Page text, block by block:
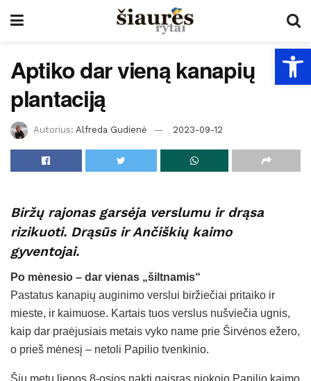
Aptiko dar vieną kanapių
plantaciją
Autorius: Alfreda Gudienė 2023-09-12
Biržų rajonas garsėja verslumu ir drąsa
rizikuoti. Drąsūs ir Ančiškių kaimo
gyventojai.
Po mėnesio – dar vienas „šiltnamis“
Pastatus kanapių auginimo verslui biržiečiai pritaiko ir
mieste, ir kaimuose. Kartais tuos verslus nušviečia ugnis,
kaip dar praėjusiais metais vyko name prie Širvėnos ežero,
o prieš mėnesį – netoli Papilio tvenkinio.
Šių metų liepos 8-osios naktį gaisras niokojo Papilio kaimo